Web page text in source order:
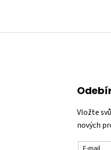
Vložte
nových